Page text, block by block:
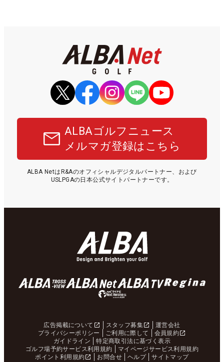
ALBAゴルフニュース
メルマガ登録はこちら
ALBA NetはR&Aのオフィシャルデジタルパートナー、および
USLPGAの日本公式サイトパートナーです。
広告掲載について スタッフ募集
運営会社
プライバシーポリシー
ご利用に際して
会員規約
ガイドライン
特定商取引法に基づく表示
ゴルフ場予約サービス利用規約
マイページサービス利用規約
ポイント利用規約
お問合せ ヘルプ サイトマップ